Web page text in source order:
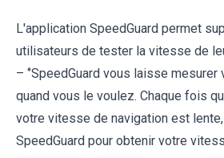
L'application SpeedGuard permet
utilisateurs de tester la vitesse de
– ‘’SpeedGuard vous laisse
quand vous le voulez. Chaque fois
votre vitesse de navigation est lente,
SpeedGuard pour obtenir votre